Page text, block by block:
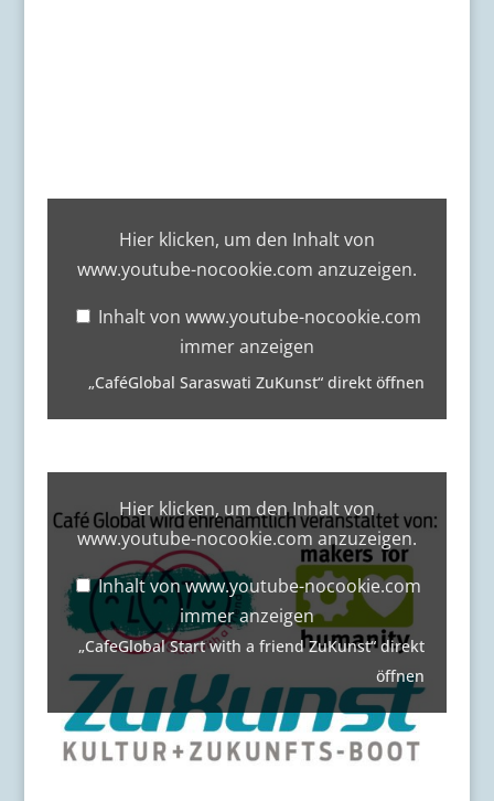
www.youtube-
nocookie.com
anzeigen
Hier klicken, um den Inhalt von
www.youtube-nocookie.com anzuzeigen.
Inhalt von www.youtube-nocookie.com
immer anzeigen
„CaféGlobal Saraswati ZuKunst“ direkt öffnen
with
ZuKunst“
von
www.youtube-
nocookie.com
anzeigen
Hier klicken, um den Inhalt von
www.youtube-nocookie.com anzuzeigen.
Inhalt von www.youtube-nocookie.com
immer anzeigen
„CafeGlobal Start with a friend ZuKunst“ direkt
öffnen